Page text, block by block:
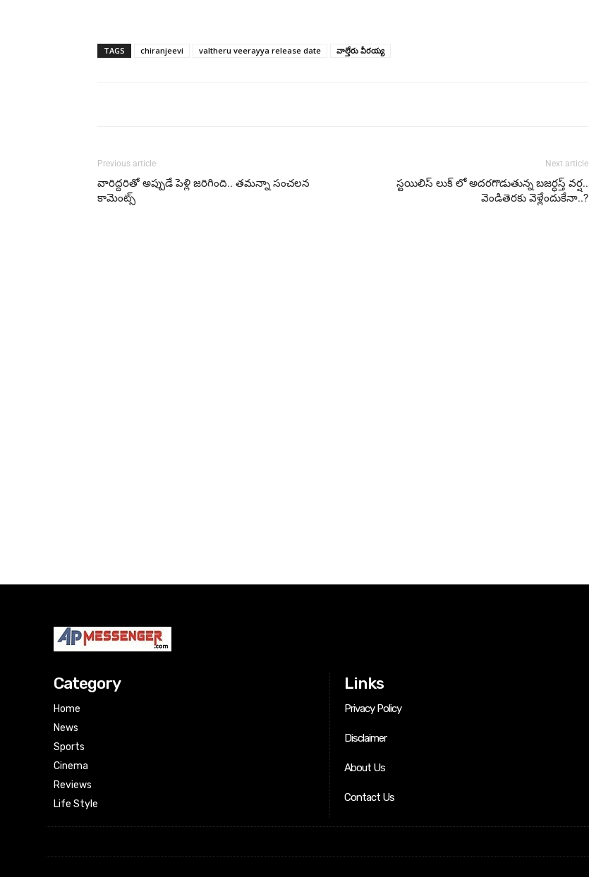
TAGS chiranjeevi valtheru veerayya release date వాల్తేరు వీరయ్య
Previous article
వారిద్దరితో అప్పుడే పెళ్లి జరిగింది.. తమన్నా సంచలన
కామెంట్స్
Next article
స్టయిలిస్ లుక్ లో అదరగొడుతున్న బజర్ధస్త్ వర్ష..
వెండితెరకు వెళ్లేందుకేనా..?
Category
Home
News
Sports
Cinema
Reviews
Life Style
Links
Privacy Policy
Disclaimer
About Us
Contact Us